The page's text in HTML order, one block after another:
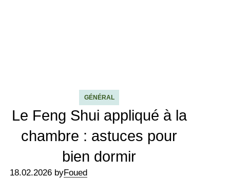
GÉNÉRAL
Le Feng Shui appliqué à la
chambre : astuces pour
bien dormir
18.02.2026 byFoued